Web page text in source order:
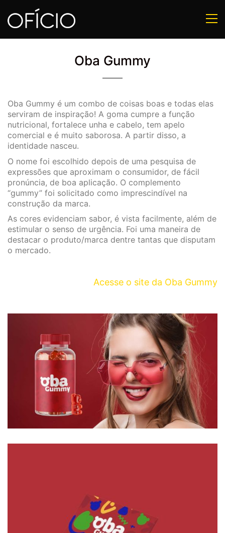
Oba Gummy
Oba Gummy é um combo de coisas boas e todas elas
serviram de inspiração! A goma cumpre a função
nutricional, fortalece unha e cabelo, tem apelo
comercial e é muito saborosa. A partir disso, a
identidade nasceu.
O nome foi escolhido depois de uma pesquisa de
expressões que aproximam o consumidor, de fácil
pronúncia, de boa aplicação. O complemento
“gummy” foi solicitado como imprescindível na
construção da marca.
As cores evidenciam sabor, é vista facilmente, além de
estimular o senso de urgência. Foi uma maneira de
destacar o produto/marca dentre tantas que disputam
o mercado.
Acesse o site da Oba Gummy